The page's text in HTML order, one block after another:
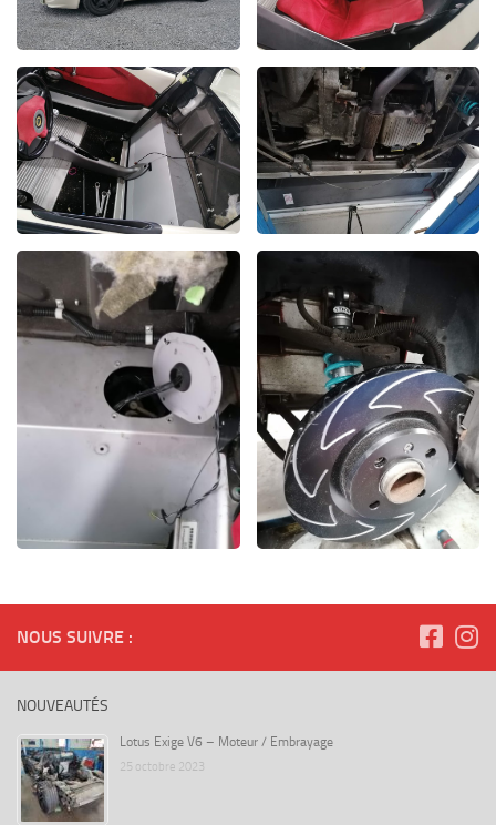
NOUS SUIVRE :
NOUVEAUTÉS
Lotus Exige V6 – Moteur / Embrayage
25 octobre 2023